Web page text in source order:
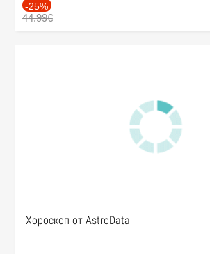
-25%
44.99€
Хороскоп от AstroData